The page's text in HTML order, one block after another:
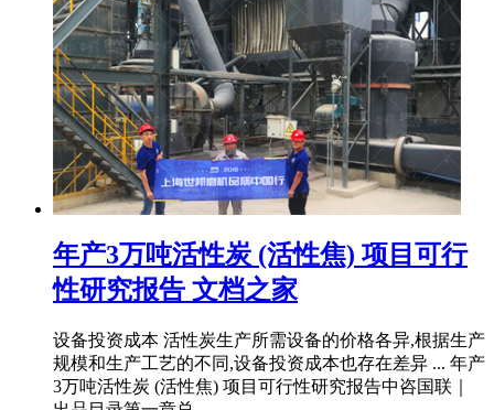
年产3万吨活性炭 (活性焦) 项目可行
性研究报告 文档之家
设备投资成本 活性炭生产所需设备的价格各异,根据生产
规模和生产工艺的不同,设备投资成本也存在差异 ... 年产
3万吨活性炭 (活性焦) 项目可行性研究报告中咨国联｜